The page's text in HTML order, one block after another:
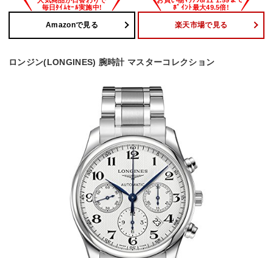
Amazonで見る 楽天市場で見る
ロンジン(LONGINES) 腕時計 マスターコレクション